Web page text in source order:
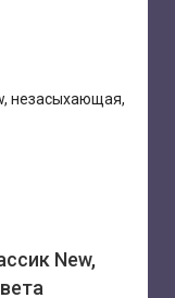
New,